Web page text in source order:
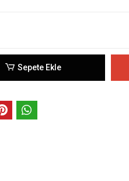
Sepete Ekle